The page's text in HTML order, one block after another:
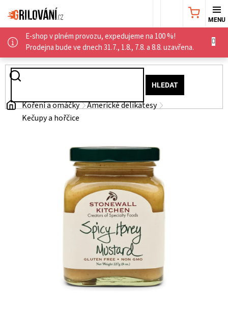
na
obsah
E-shop v plném provozu, expedujeme na 100 %!
Prodejna bude ve dnech 31.7., 1.8., 7.8. a 8.8. uzavřena.
HLEDAT
NÁKUPNÍ
AKČNÍ
NABÍDKA
WEBER
PŘÍSLUŠENSTVÍ
Domů
Koření a omáčky
Americké delikatesy
Kečupy a hořčice